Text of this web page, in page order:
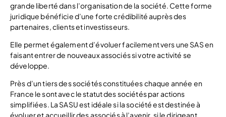
grande liberté dans l’organisation de la société. Cette forme
juridique bénéficie d’une forte crédibilité auprès des
partenaires, clients et investisseurs.
Elle permet également d’évoluer facilement vers une SAS en
faisant entrer de nouveaux associés si votre activité se
développe.
Près d’un tiers des sociétés constituées chaque année en
France le sont avec le statut des sociétés par actions
simplifiées. La SASU est idéale si la société est destinée à
évoluer et accueillir des associés à l’avenir, si le dirigeant